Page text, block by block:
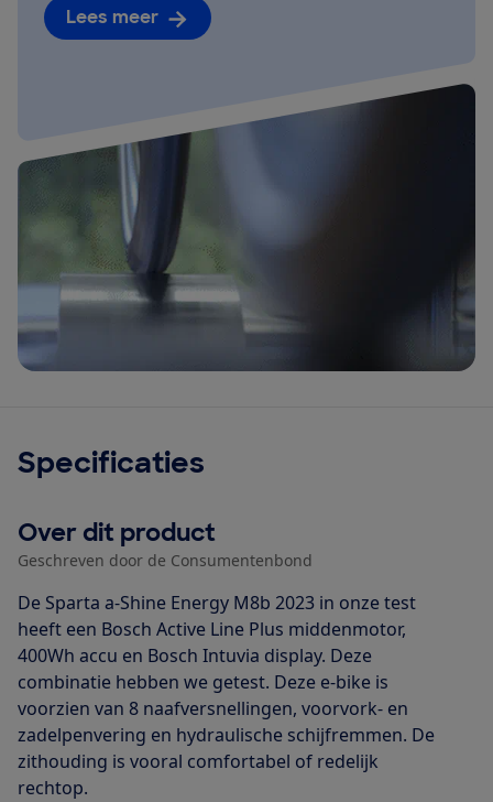
Lees meer
Specificaties
Over dit product
Geschreven door de Consumentenbond
De Sparta a-Shine Energy M8b 2023 in onze test
heeft een Bosch Active Line Plus middenmotor,
400Wh accu en Bosch Intuvia display. Deze
combinatie hebben we getest. Deze e-bike is
voorzien van 8 naafversnellingen, voorvork- en
zadelpenvering en hydraulische schijfremmen. De
zithouding is vooral comfortabel of redelijk
rechtop.